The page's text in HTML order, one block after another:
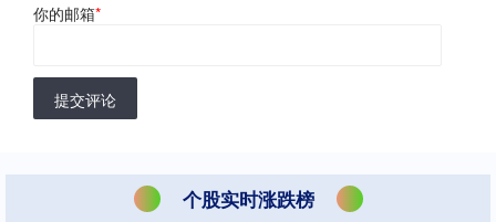
你的邮箱*
提交评论
个股实时涨跌榜